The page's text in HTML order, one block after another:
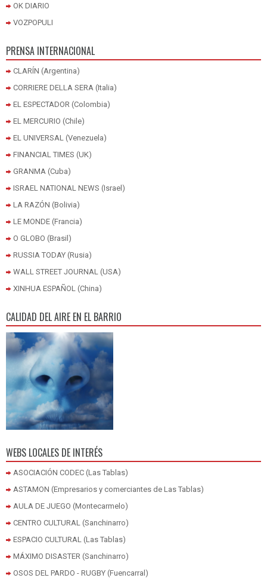
OK DIARIO
VOZPOPULI
PRENSA INTERNACIONAL
CLARÍN (Argentina)
CORRIERE DELLA SERA (Italia)
EL ESPECTADOR (Colombia)
EL MERCURIO (Chile)
EL UNIVERSAL (Venezuela)
FINANCIAL TIMES (UK)
GRANMA (Cuba)
ISRAEL NATIONAL NEWS (Israel)
LA RAZÓN (Bolivia)
LE MONDE (Francia)
O GLOBO (Brasil)
RUSSIA TODAY (Rusia)
WALL STREET JOURNAL (USA)
XINHUA ESPAÑOL (China)
CALIDAD DEL AIRE EN EL BARRIO
WEBS LOCALES DE INTERÉS
ASOCIACIÓN CODEC (Las Tablas)
ASTAMON (Empresarios y comerciantes de Las Tablas)
AULA DE JUEGO (Montecarmelo)
CENTRO CULTURAL (Sanchinarro)
ESPACIO CULTURAL (Las Tablas)
MÁXIMO DISASTER (Sanchinarro)
OSOS DEL PARDO - RUGBY (Fuencarral)